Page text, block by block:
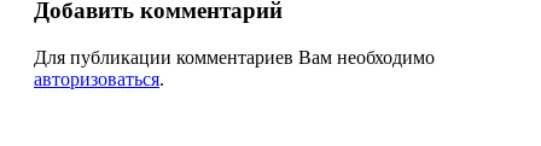
Добавить комментарий
Для публикации комментариев Вам необходимо
авторизоваться.